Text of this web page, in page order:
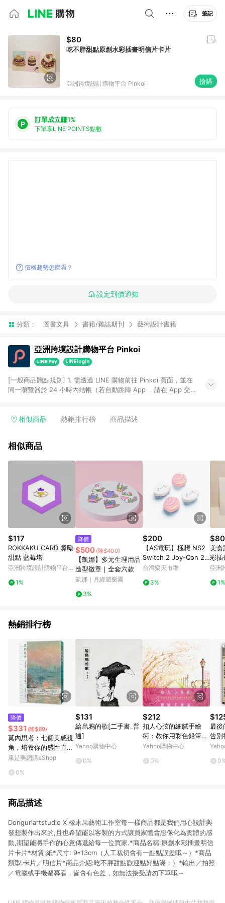
筆記
$80
吃不胖甜點原創水彩插畫明信片卡片
亞洲跨境設計購物平台 Pinkoi 搶購
訂單成立賺1%
下單享LINE POINTS點數
價格趨勢怎麼看？
設定到價通知
分類： 圖書文具 書籍/雜誌期刊 藝術設計書籍
亞洲跨境設計購物平台 Pinkoi
[一般商品贈點規則] 1. 需透過 LINE 購物前往 Pinkoi 頁面，並在
同一瀏覽器於 24 小時內結帳（若自動跳轉 App ，請在 App 交
回饋訂單不得享有 Pinkoi 站方優惠，例如首購優惠，P coins，
行為，不具贈點資格，部分退款不在此限。 6. APP 請更新至
運費，攤位費等不具贈點資格。 9. LINE 購物站上之商品規格、
顏色、價位、贈品如與 Pinkoi 商品資訊頁及購物車不符，以
Pinkoi 購物商品資訊頁及購物車標示為準。 10. 點數紅包使用規
則請以點數紅包活動說明為準。 11. 若於 LINE 購物前往 Pinkoi
頁面後才首次下載 Pinkoi APP 並完成訂單，不符合導購資格；承
上，首次下載 Pinkoi APP 後，需透過 LINE 購物前往 Pinkoi 頁
面，方享導購資格。
相似商品 熱銷排行榜 商品描述
相似商品
$117
ROKKAKU CARD 獎勵
甜點 藍莓塔
亞洲跨境設計購物平台
1%
降價
$500 (降$400)
【凱娜】多元生理用品
造型徽章｜全套六款
凱娜｜月經遊樂園
3%
$200
【AS電玩】極想 NS2
Switch 2 Joy-Con 2
控制器 專用 搖桿帽套
台灣樂天市場
3%
$80
美食
彩插
亞洲
1%
熱銷排行榜
降價
$331 (降$89)
莫內思考：七個美感視
角，培養你的感性直覺
力
康是美網購eShop
0%
$131
給烏鴉的歌[二手書_普
通]
Yahoo購物中心
0%
$212
扣人心弦的細膩手繪
術：教你用彩色鉛筆刻
劃美好的事物[二手書_
Yahoo購物中心
0%
最後
告別
商品描述
Donguriartstudio X 橡木果藝術工作室每一樣商品都是我們用心設計與
發想製作出來的,且也希望能以客製的方式讓買家體會想像化為實體的感
動,期望能將手作的心意傳遞給每一位買家.*商品名稱:原創水彩插畫明信
片卡片*材質:紙*尺寸: 9*13cm（人工裁切會有一點點誤差哦～）*商品
類型:卡片／明信片*商品介紹:吃不胖甜點歡迎點好點滿：）*輸出／拍照
／電腦或手機螢幕看，皆會有色差，如無法接受請勿下單哦～